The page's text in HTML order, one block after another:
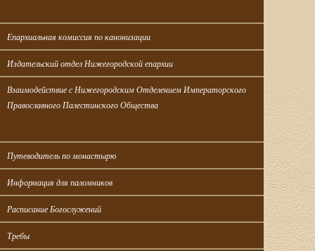
Епархиальная комиссия по канонизации
Издательский отдел Нижегородской епархии
Взаимодействие с Нижегородским Отделением Императорского
Православного Палестинского Общества
Путеводитель по монастырю
Информация для паломников
Расписание Богослужений
Требы